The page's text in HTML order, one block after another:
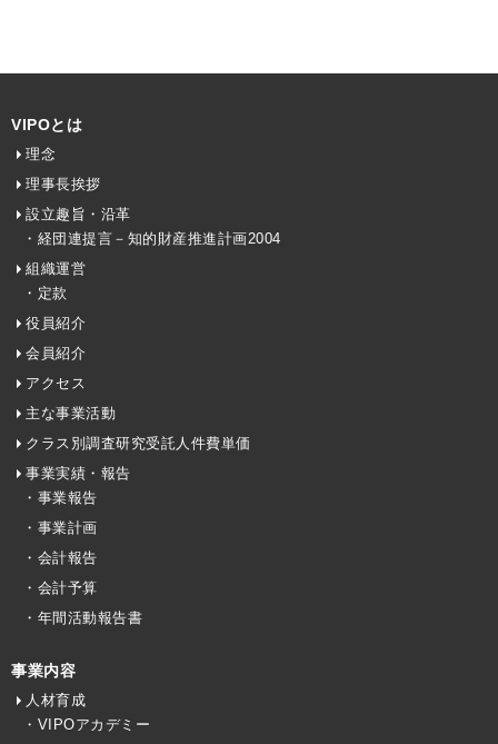
VIPOとは
理念
理事長挨拶
設立趣旨・沿革
・経団連提言－知的財産推進計画2004
組織運営
・定款
役員紹介
会員紹介
アクセス
主な事業活動
クラス別調査研究受託人件費単価
事業実績・報告
・事業報告
・事業計画
・会計報告
・会計予算
・年間活動報告書
事業内容
人材育成
・VIPOアカデミー